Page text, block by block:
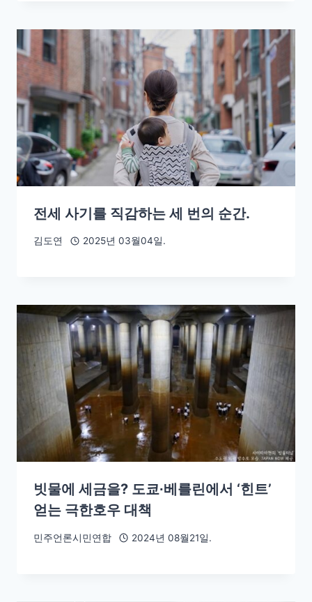
전세 사기를 직감하는 세 번의 순간.
김도연 2025년 03월04일.
빗물에 세금을? 도쿄∙베를린에서 ‘힌트’
얻는 극한호우 대책
민주언론시민연합 2024년 08월21일.